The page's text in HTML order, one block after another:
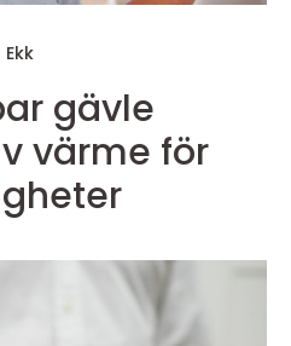
gävle
värme för